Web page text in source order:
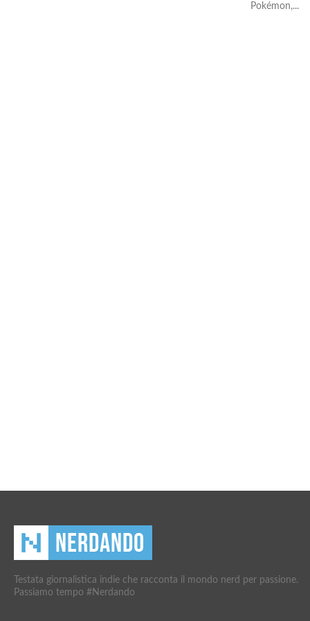
Pokémon,...
Testata giornalistica indie che racconta il mondo nerd per passione.
Passiamo tempo #Nerdando